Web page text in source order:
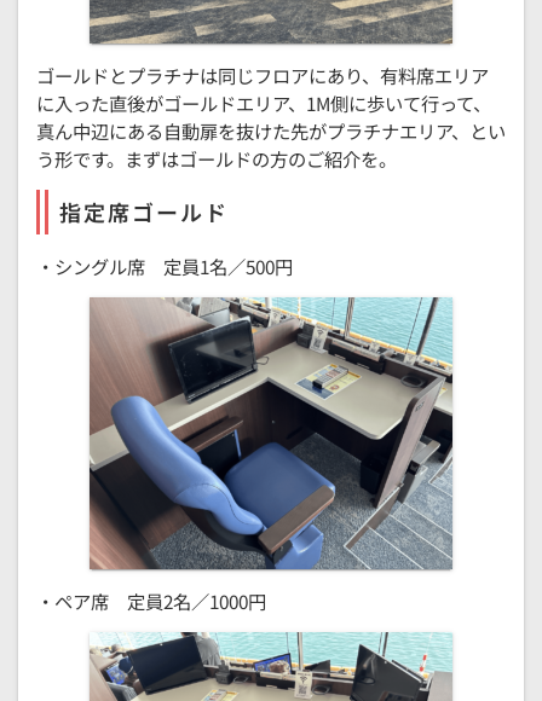
ゴールドとプラチナは同じフロアにあり、有料席エリア
に入った直後がゴールドエリア、1M側に歩いて行って、
真ん中辺にある自動扉を抜けた先がプラチナエリア、とい
う形です。まずはゴールドの方のご紹介を。
指定席ゴールド
・シングル席 定員1名／500円
・ペア席 定員2名／1000円